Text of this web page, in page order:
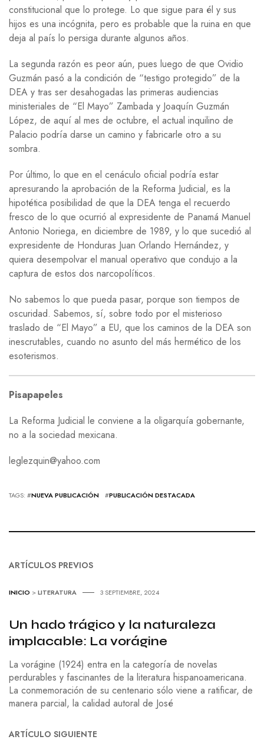
constitucional que lo protege. Lo que sigue para él y sus
hijos es una incógnita, pero es probable que la ruina en que
deja al país lo persiga durante algunos años.
La segunda razón es peor aún, pues luego de que Ovidio
Guzmán pasó a la condición de “testigo protegido” de la
DEA y tras ser desahogadas las primeras audiencias
ministeriales de “El Mayo” Zambada y Joaquín Guzmán
López, de aquí al mes de octubre, el actual inquilino de
Palacio podría darse un camino y fabricarle otro a su
sombra.
Por último, lo que en el cenáculo oficial podría estar
apresurando la aprobación de la Reforma Judicial, es la
hipotética posibilidad de que la DEA tenga el recuerdo
fresco de lo que ocurrió al expresidente de Panamá Manuel
Antonio Noriega, en diciembre de 1989, y lo que sucedió al
expresidente de Honduras Juan Orlando Hernández, y
quiera desempolvar el manual operativo que condujo a la
captura de estos dos narcopolíticos.
No sabemos lo que pueda pasar, porque son tiempos de
oscuridad. Sabemos, sí, sobre todo por el misterioso
traslado de “El Mayo” a EU, que los caminos de la DEA son
inescrutables, cuando no asunto del más hermético de los
esoterismos.
Pisapapeles
La Reforma Judicial le conviene a la oligarquía gobernante,
no a la sociedad mexicana.
leglezquin@yahoo.com
TAGS: #NUEVA PUBLICACIÓN #PUBLICACIÓN DESTACADA
ARTÍCULOS PREVIOS
INICIO >LITERATURA 3 SEPTIEMBRE, 2024
Un hado trágico y la naturaleza
implacable: La vorágine
La vorágine (1924) entra en la categoría de novelas
perdurables y fascinantes de la literatura hispanoamericana.
La conmemoración de su centenario sólo viene a ratificar, de
manera parcial, la calidad autoral de José
ARTÍCULO SIGUIENTE